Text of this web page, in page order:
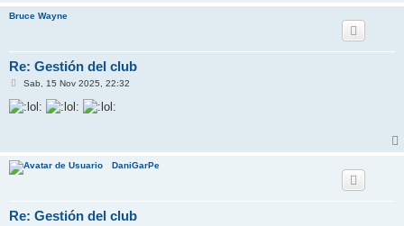
Bruce Wayne
Re: Gestión del club
M
n
s
Sab, 15 Nov 2025, 22:32
DaniGarPe
Re: Gestión del club